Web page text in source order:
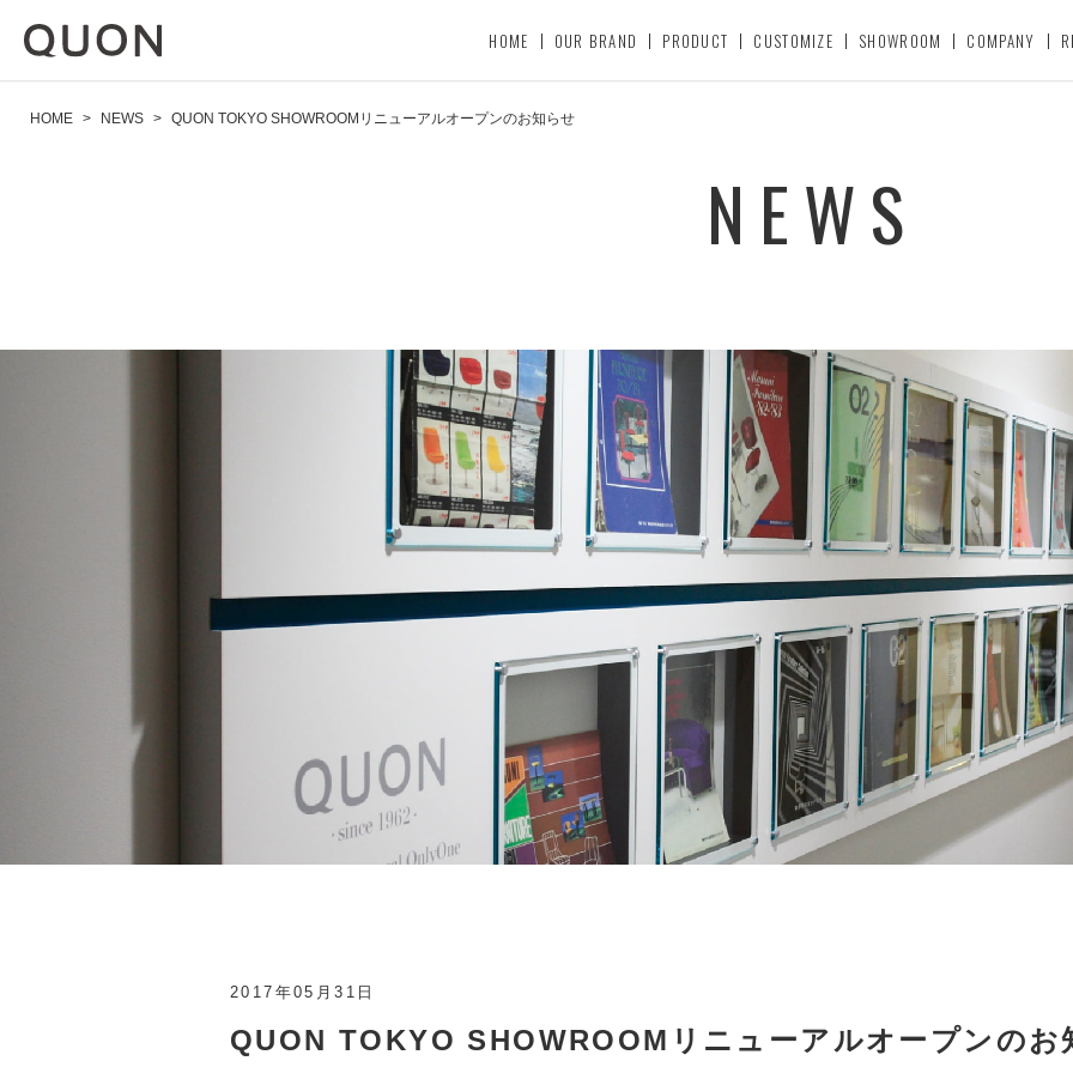
HOME OUR BRAND PRODUCT CUSTOMIZE SHOWROOM COMPANY
HOME > NEWS > QUON TOKYO SHOWROOMリニューアルオープンのお知らせ
NEWS
2017年05月31日
QUON TOKYO SHOWROOMリニューアルオープンのお